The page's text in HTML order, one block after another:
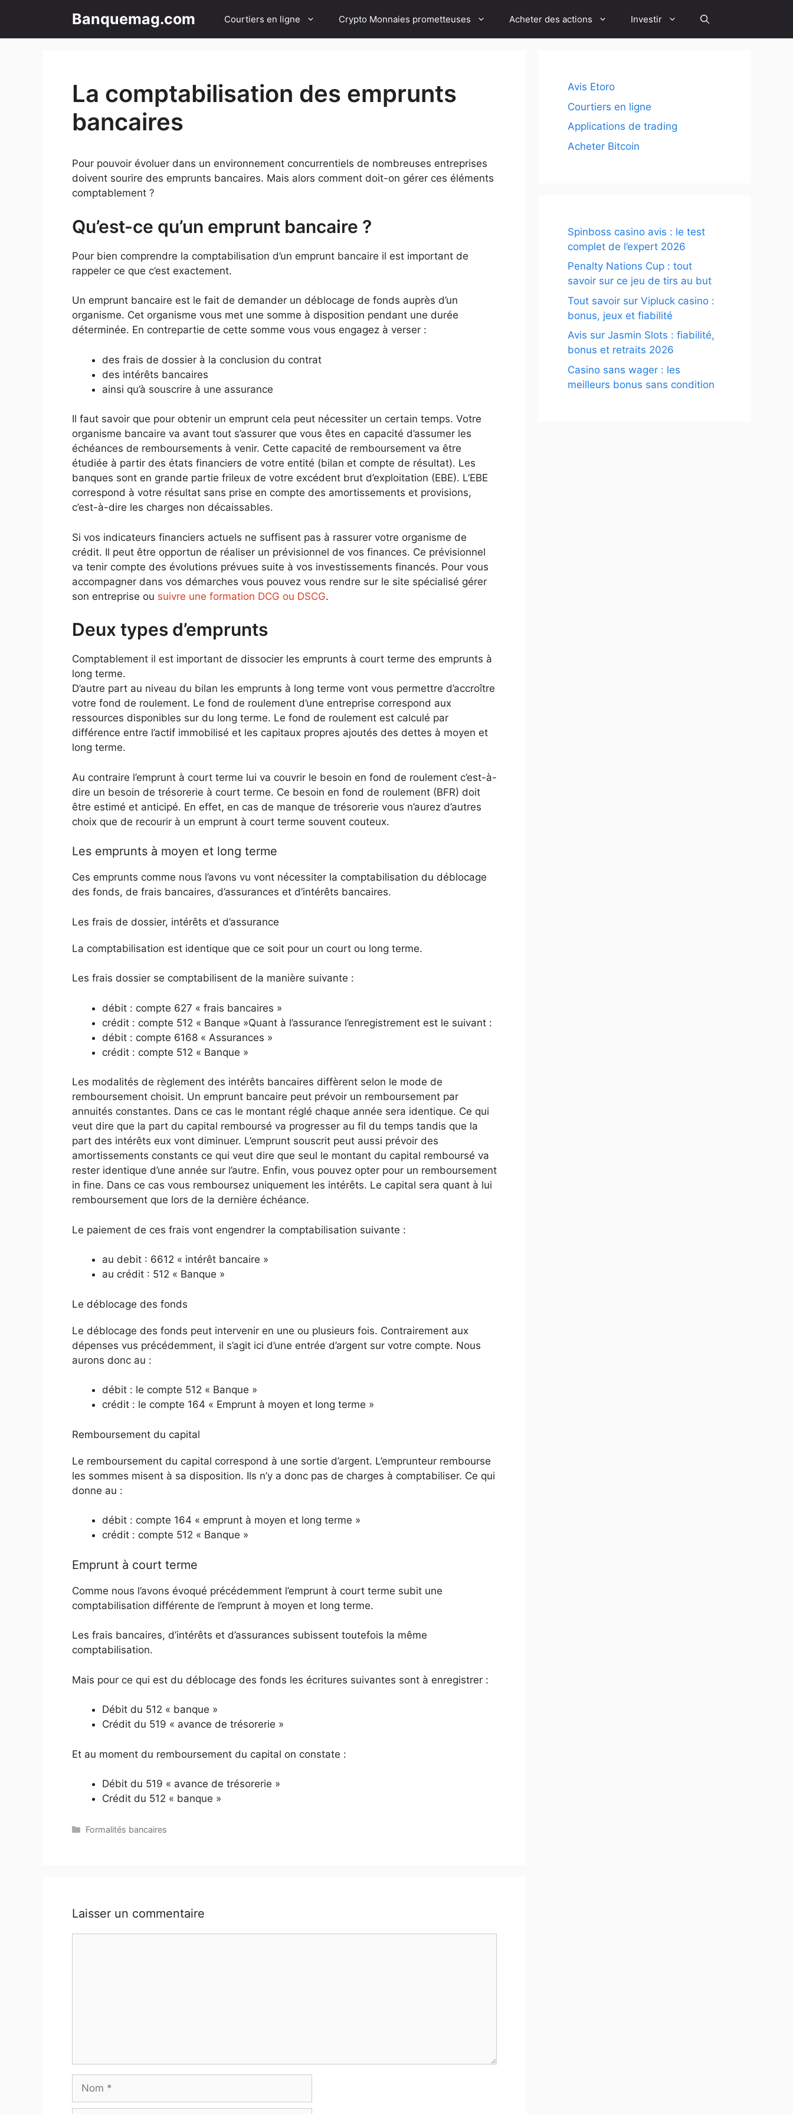
contenu
Banquemag.com Courtiers en ligne Crypto Monnaies prometteuses Acheter des actions Investir
La comptabilisation des emprunts
bancaires
Pour pouvoir évoluer dans un environnement concurrentiels de nombreuses entreprises
doivent sourire des emprunts bancaires. Mais alors comment doit-on gérer ces éléments
comptablement ?
Qu’est-ce qu’un emprunt bancaire ?
Pour bien comprendre la comptabilisation d’un emprunt bancaire il est important de
rappeler ce que c’est exactement.
Un emprunt bancaire est le fait de demander un déblocage de fonds auprès d’un
organisme. Cet organisme vous met une somme à disposition pendant une durée
déterminée. En contrepartie de cette somme vous vous engagez à verser :
des frais de dossier à la conclusion du contrat
des intérêts bancaires
ainsi qu’à souscrire à une assurance
Il faut savoir que pour obtenir un emprunt cela peut nécessiter un certain temps. Votre
organisme bancaire va avant tout s’assurer que vous êtes en capacité d’assumer les
échéances de remboursements à venir. Cette capacité de remboursement va être
étudiée à partir des états financiers de votre entité (bilan et compte de résultat). Les
banques sont en grande partie frileux de votre excédent brut d’exploitation (EBE). L’EBE
correspond à votre résultat sans prise en compte des amortissements et provisions,
c’est-à-dire les charges non décaissables.
Si vos indicateurs financiers actuels ne suffisent pas à rassurer votre organisme de
crédit. Il peut être opportun de réaliser un prévisionnel de vos finances. Ce prévisionnel
va tenir compte des évolutions prévues suite à vos investissements financés. Pour vous
accompagner dans vos démarches vous pouvez vous rendre sur le site spécialisé gérer
son entreprise ou suivre une formation DCG ou DSCG.
Deux types d’emprunts
Comptablement il est important de dissocier les emprunts à court terme des emprunts à
long terme.
D’autre part au niveau du bilan les emprunts à long terme vont vous permettre d’accroître
votre fond de roulement. Le fond de roulement d’une entreprise correspond aux
ressources disponibles sur du long terme. Le fond de roulement est calculé par
différence entre l’actif immobilisé et les capitaux propres ajoutés des dettes à moyen et
long terme.
Au contraire l’emprunt à court terme lui va couvrir le besoin en fond de roulement c’est-à-
dire un besoin de trésorerie à court terme. Ce besoin en fond de roulement (BFR) doit
être estimé et anticipé. En effet, en cas de manque de trésorerie vous n’aurez d’autres
choix que de recourir à un emprunt à court terme souvent couteux.
Les emprunts à moyen et long terme
Ces emprunts comme nous l’avons vu vont nécessiter la comptabilisation du déblocage
des fonds, de frais bancaires, d’assurances et d’intérêts bancaires.
Les frais de dossier, intérêts et d’assurance
La comptabilisation est identique que ce soit pour un court ou long terme.
Les frais dossier se comptabilisent de la manière suivante :
débit : compte 627 « frais bancaires »
crédit : compte 512 « Banque »Quant à l’assurance l’enregistrement est le suivant :
débit : compte 6168 « Assurances »
crédit : compte 512 « Banque »
Les modalités de règlement des intérêts bancaires diffèrent selon le mode de
remboursement choisit. Un emprunt bancaire peut prévoir un remboursement par
annuités constantes. Dans ce cas le montant réglé chaque année sera identique. Ce qui
veut dire que la part du capital remboursé va progresser au fil du temps tandis que la
part des intérêts eux vont diminuer. L’emprunt souscrit peut aussi prévoir des
amortissements constants ce qui veut dire que seul le montant du capital remboursé va
rester identique d’une année sur l’autre. Enfin, vous pouvez opter pour un remboursement
in fine. Dans ce cas vous remboursez uniquement les intérêts. Le capital sera quant à lui
remboursement que lors de la dernière échéance.
Le paiement de ces frais vont engendrer la comptabilisation suivante :
au debit : 6612 « intérêt bancaire »
au crédit : 512 « Banque »
Le déblocage des fonds
Le déblocage des fonds peut intervenir en une ou plusieurs fois. Contrairement aux
dépenses vus précédemment, il s’agit ici d’une entrée d’argent sur votre compte. Nous
aurons donc au :
débit : le compte 512 « Banque »
crédit : le compte 164 « Emprunt à moyen et long terme »
Remboursement du capital
Le remboursement du capital correspond à une sortie d’argent. L’emprunteur rembourse
les sommes misent à sa disposition. Ils n’y a donc pas de charges à comptabiliser. Ce qui
donne au :
débit : compte 164 « emprunt à moyen et long terme »
crédit : compte 512 « Banque »
Emprunt à court terme
Comme nous l’avons évoqué précédemment l’emprunt à court terme subit une
comptabilisation différente de l’emprunt à moyen et long terme.
Les frais bancaires, d’intérêts et d’assurances subissent toutefois la même
comptabilisation.
Mais pour ce qui est du déblocage des fonds les écritures suivantes sont à enregistrer :
Débit du 512 « banque »
Crédit du 519 « avance de trésorerie »
Et au moment du remboursement du capital on constate :
Débit du 519 « avance de trésorerie »
Crédit du 512 « banque »
Catégories
Formalités bancaires
Laisser un commentaire
Avis Etoro
Courtiers en ligne
Applications de trading
Acheter Bitcoin
Spinboss casino avis : le test
complet de l’expert 2026
Penalty Nations Cup : tout
savoir sur ce jeu de tirs au but
Tout savoir sur Vipluck casino :
bonus, jeux et fiabilité
Avis sur Jasmin Slots : fiabilité,
bonus et retraits 2026
Casino sans wager : les
meilleurs bonus sans condition